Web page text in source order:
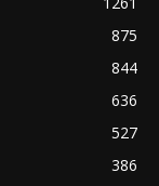
875
844
636
527
386